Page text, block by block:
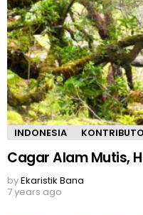
INDONESIA
Cagar Alam Mutis,
byEkaristik Bana
7 years ago